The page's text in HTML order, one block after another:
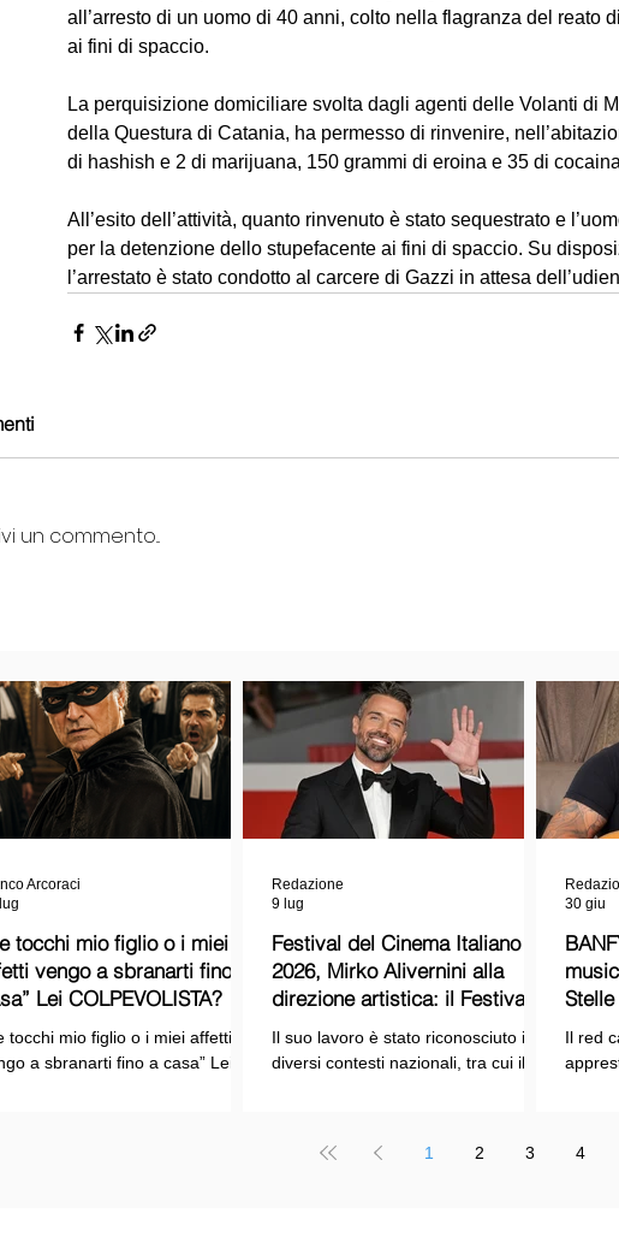
all’arresto di un uomo di 40 anni, colto nella flagranza del reato
ai fini di spaccio.
La perquisizione domiciliare svolta dagli agenti delle Volanti di
della Questura di Catania, ha permesso di rinvenire,
di hashish e 2 di marijuana, 150 grammi di eroina e 35 di
All’esito dell’attività, quanto rinvenuto è stato sequestrato e
per la detenzione dello stupefacente ai fini di spaccio. Su
l’arrestato è stato condotto al carcere di Gazzi in attesa
un commento...
tocchi mio figlio o i miei
vengo a sbranarti fino a
Lei COLPEVOLISTA? Ma
il piacere...
tocchi mio figlio o i miei affetti
a sbranarti fino a casa” Lei
Arcoraci
Festival del Cinema Italiano
2026, Mirko Alivernini alla
direzione artistica: il Festival
punta sul dialogo tra tradizione
e nuove tecnologie
Il suo lavoro è stato riconosciuto in
diversi contesti nazionali, tra cui il
Internazionale d'Arte
Redazione
9 lug
musicali della
Stelle
Il red
30 giu
1 2 3 4